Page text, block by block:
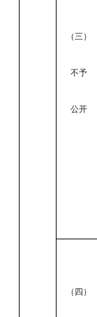
（三）
不予
公开
（四）